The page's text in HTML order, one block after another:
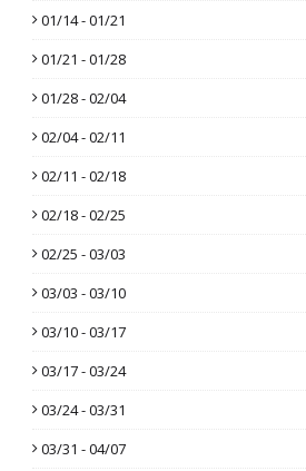
01/14 - 01/21
01/21 - 01/28
01/28 - 02/04
02/04 - 02/11
02/11 - 02/18
02/18 - 02/25
02/25 - 03/03
03/03 - 03/10
03/10 - 03/17
03/17 - 03/24
03/24 - 03/31
03/31 - 04/07